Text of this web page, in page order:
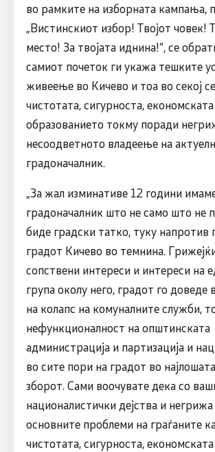
во рамките на изборната кампања,
„Вистинскиот избор! Твојот човек!
место! За твојата иднина!“, се
самиот почеток ги укажа тешките
живеење во Кичево и тоа во секој
чистотата, сигурноста,
образованието токму поради
несоодветното владеење на
градоначалник.
„За жал изминативе 12 години
градоначалник што не само што не
биде градски татко, туку напротив
градот Кичево во темнина.
сопствени интереси и интереси на
група околу него, градот го доведе
на колапс на комуналните служби,
нефункционалност на општинската
администрација и партизација и
во сите пори на градот во
зборот. Сами воочувате дека со
националистички дејства и негрижа
основните проблеми на граѓаните
чистотата, сигурноста,